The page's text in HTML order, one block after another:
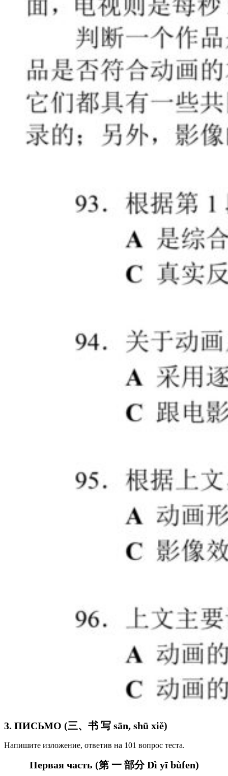
3. ПИСЬМО (三、书 写 sān, shū xiě)
Напишите изложение, ответив на 101 вопрос теста.
Первая часть (第 一 部分 Dì yī bùfen)